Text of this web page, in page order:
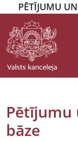
PĒTĪJUMU
Pētījumu
bāze